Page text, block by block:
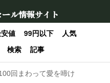
ル情報サイト
値 99円以下
人気
検索 記事
回まわって愛を啼け